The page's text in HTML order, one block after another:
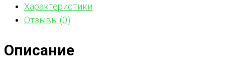
Характеристики
Отзывы (0)
Описание